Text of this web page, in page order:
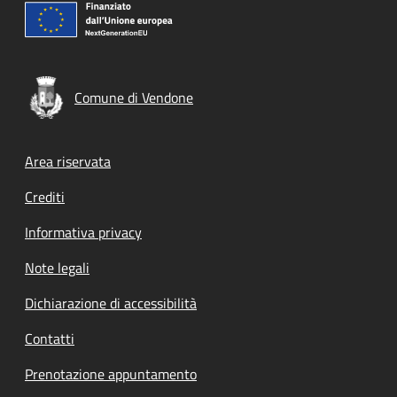
Comune di Vendone
Footer menu
Area riservata
Crediti
Informativa privacy
Note legali
Dichiarazione di accessibilità
Contatti
Prenotazione appuntamento